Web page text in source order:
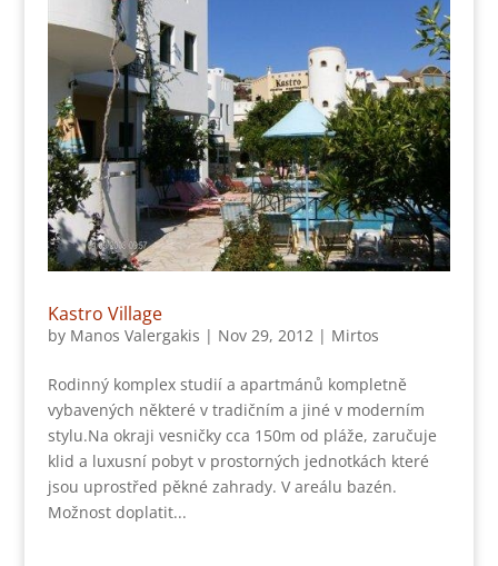
Kastro Village
by Manos Valergakis | Nov 29, 2012 | Mirtos
Rodinný komplex studií a apartmánů kompletně
vybavených některé v tradičním a jiné v moderním
stylu.Na okraji vesničky cca 150m od pláže, zaručuje
klid a luxusní pobyt v prostorných jednotkách které
jsou uprostřed pěkné zahrady. V areálu bazén.
Možnost doplatit...